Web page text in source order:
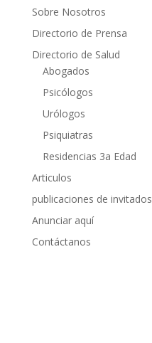
Sobre Nosotros
Directorio de Prensa
Directorio de Salud
Abogados
Psicólogos
Urólogos
Psiquiatras
Residencias 3a Edad
Articulos
publicaciones de invitados
Anunciar aquí
Contáctanos